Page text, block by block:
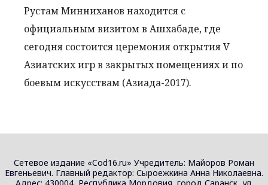
Рустам Минниханов находится с
официальным визитом в Ашхабаде, где
сегодня состоится церемония открытия V
Азиатских игр в закрытых помещениях и по
боевым искусствам (Азиада-2017).
Сетевое издание «Cod16.ru» Учредитель: Майоров Роман
Евгеньевич. Главный редактор: Сыроежкина Анна Николаевна.